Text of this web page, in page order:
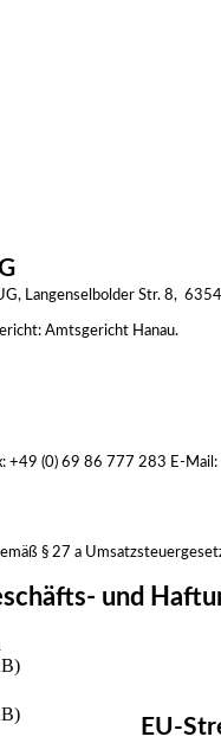
Langenselbolder Str. 8,
Amtsgericht Hanau.
+49 (0) 69 86 777 283 E-
§ 27 a
und
EU-